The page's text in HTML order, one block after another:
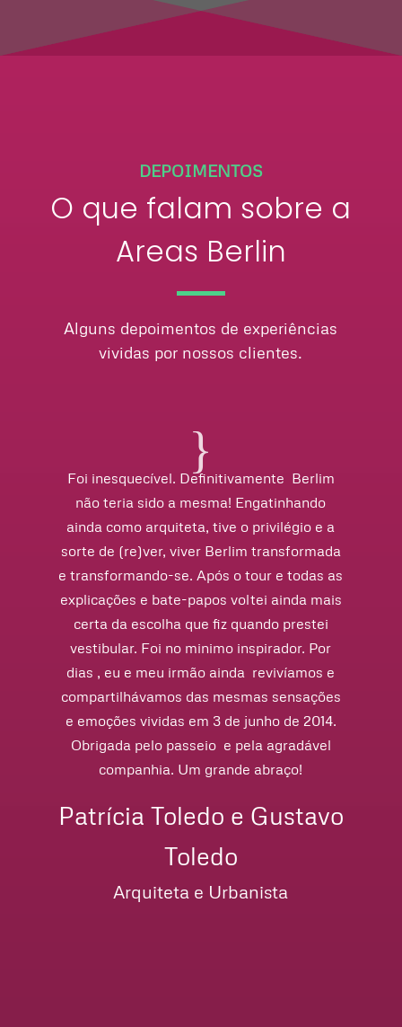
DEPOIMENTOS
O que falam sobre a
Areas Berlin
Alguns depoimentos de experiências
vividas por nossos clientes.
{
Foi inesquecível. Definitivamente Berlim
não teria sido a mesma! Engatinhando
ainda como arquiteta, tive o privilégio e a
sorte de (re)ver, viver Berlim transformada
e transformando-se. Após o tour e todas as
explicações e bate-papos voltei ainda mais
certa da escolha que fiz quando prestei
vestibular. Foi no minimo inspirador. Por
dias , eu e meu irmão ainda revivíamos e
compartilhávamos das mesmas sensações
e emoções vividas em 3 de junho de 2014.
Obrigada pelo passeio e pela agradável
companhia. Um grande abraço!
Patrícia Toledo e Gustavo
Toledo
Arquiteta e Urbanista